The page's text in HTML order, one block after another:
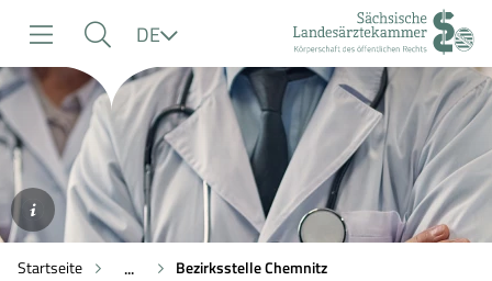
Navigation
Suche
Inhalt
DE
©AdobeStock/Vasyl
Startseite ... Bezirksstelle Chemnitz